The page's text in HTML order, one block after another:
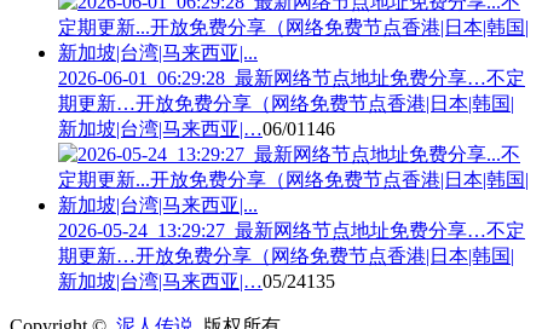
2026-06-01_06:29:28_最新网络节点地址免费分享…不定
期更新…开放免费分享（网络免费节点香港|日本|韩国|
新加坡|台湾|马来西亚|…06/01 146
2026-05-24_13:29:27_最新网络节点地址免费分享…不定
期更新…开放免费分享（网络免费节点香港|日本|韩国|
新加坡|台湾|马来西亚|…05/24135